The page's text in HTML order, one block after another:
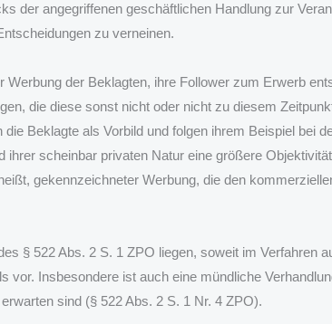
der angegriffenen geschäftlichen Handlung zur
zu verneinen.
Werbung der Beklagten, ihre Follower zum Erwerb
die diese sonst nicht oder nicht zu diesem
Beklagte als Vorbild und folgen ihrem Beispiel bei
ihrer scheinbar privaten Natur eine größere
gekennzeichneter Werbung, die den
§ 522 Abs. 2 S. 1 ZPO liegen, soweit im Verfahren
vor. Insbesondere ist auch eine mündliche
sind (§ 522 Abs. 2 S. 1 Nr. 4 ZPO).